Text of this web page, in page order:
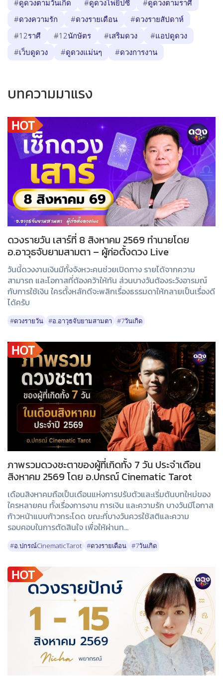
#ดูดวงตามวันเกิด #ดูดวงไพ่ยิปซี
#ดูดวงตามราศี
#ดวงความรัก
#ดวงรายเดือน
#ดวงรายสัปดาห์
#12ราศี
#12นักษัตร #เสริมดวง
#แอปดูดวง
#เว็บดูดวง
#ดูดวงแม่นๆ #ดวงการงาน
บทความมาแรง
ดวงรายวัน เสาร์ที่ 8 สิงหาคม 2569 ทำนายโดย
อ.อาวุธจับยามสามตา – ผู้ก่อตั้งดวง Live
วันนี้ดวงงานเงินมีทั้งจังหวะคนช่วยเปิดทาง รายได้จากความ
สามารถ และโอกาสที่ต้องคว้าให้ทัน ส่วนบางวันต้องระวังอารมณ์
กับการใช้เงิน ใครตั้งหลักดีจะพลิกเรื่องธรรมดาให้กลายเป็นเรื่องดี
ได้ครับ
#ดวงรายวัน #อ.อาวุธจับยามสามตา #7วันเกิด
ภาพรวมดวงชะตาของผู้ที่เกิดทั้ง 7 วัน ประจำเดือน
สิงหาคม 2569 โดย อ.ปกรณ์ Cinematic Tarot
เดือนสิงหาคมถือเป็นเดือนแห่งการปรับตัวและเริ่มต้นบทใหม่ของ
ใครหลายคน ทั้งเรื่องการงาน การเงิน และความรัก บางวันมีโอกาส
ก้าวหน้าแบบก้าวกระโดด ขณะที่บางวันควรใช้สติและความ
รอบคอบในการตัดสินใจ เพื่อให้ผ่านท...
#อ.ปกรณ์CinematicTarot #ดวงรายเดือน #7วันเกิด